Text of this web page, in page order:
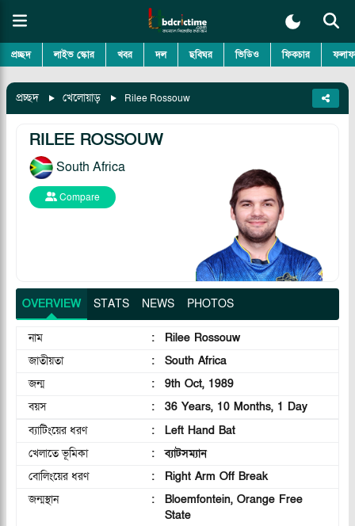
প্রচ্ছদ লাইভ স্কোর খবর দল ছবিঘর ভিডিও ফিকচার
প্রচ্ছদ খেলোয়াড় Rilee Rossouw
RILEE ROSSOUW
South Africa
Compare
OVERVIEW STATS NEWS PHOTOS
নাম :
Rilee Rossouw
জাতীয়তা
:
South Africa
জন্ম
:
9th Oct, 1989
বয়স
:
36 Years, 10 Months, 1 Day
ব্যাটিংয়ের ধরণ
:
Left Hand Bat
খেলাতে ভূমিকা
:
ব্যাটসম্যান
বোলিংয়ের ধরণ
:
Right Arm Off Break
জন্মস্থান
:
Bloemfontein, Orange Free
State